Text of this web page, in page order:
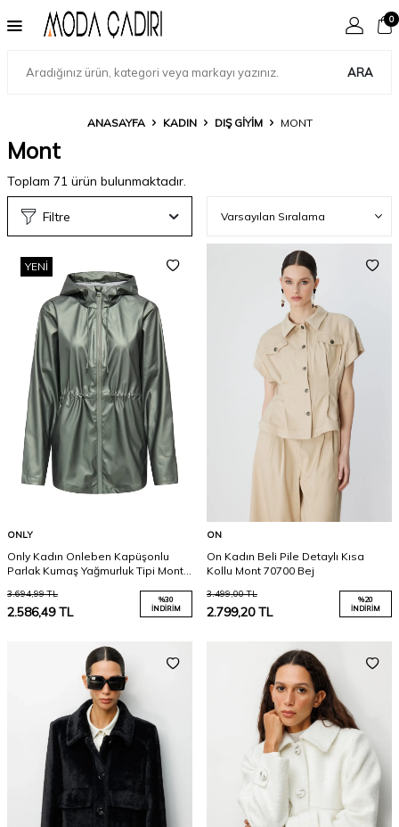
ARA
0
ANASAYFA KADIN DIŞ GIYIM MONT
Mont
Toplam 71 ürün bulunmaktadır.
Filtre
YENI
ONLY
Only Kadın Onleben Kapüşonlu
Parlak Kumaş Yağmurluk Tipi Mont
3.694,99TL
2.586,49TL
%30
İNDIRIM
ON
On Kadın Beli Pile Detaylı Kısa
Kollu Mont 70700 Bej
3.499,00TL
2.799,20TL
%20
İNDIRIM